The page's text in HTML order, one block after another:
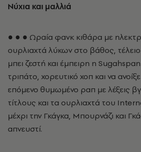
Νύχια και μαλλιά
● ● ● Ωραία φανκ κιθάρα με
ουρλιαχτά λύκων στο βάθος, τέλειο
μπει ζεστή και έμπειρη η
τριπάτο, χορευτικό χοπ και να
επόμενο θυμωμένο ραπ με λέξεις
τίτλους και τα ουρλιαχτά του
μέχρι την Γκάγκα, Μπουρνάζι και
απνευστί.